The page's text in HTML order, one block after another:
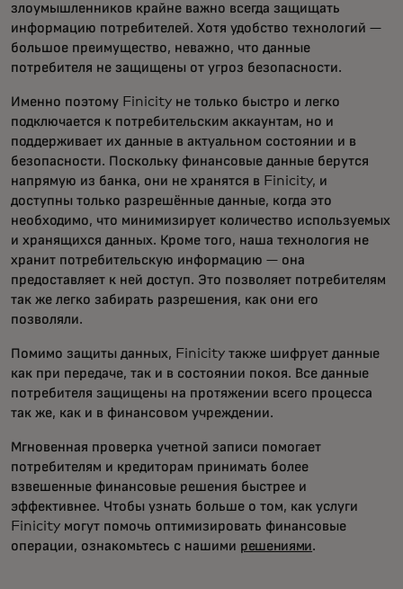
злоумышленников крайне важно всегда защищать
информацию потребителей. Хотя удобство технологий —
большое преимущество, неважно, что данные
потребителя не защищены от угроз безопасности.
Именно поэтому Finicity не только быстро и легко
подключается к потребительским аккаунтам, но и
поддерживает их данные в актуальном состоянии и в
безопасности. Поскольку финансовые данные берутся
напрямую из банка, они не хранятся в Finicity, и
доступны только разрешённые данные, когда это
необходимо, что минимизирует количество используемых
и хранящихся данных. Кроме того, наша технология не
хранит потребительскую информацию — она
предоставляет к ней доступ. Это позволяет потребителям
так же легко забирать разрешения, как они его
позволяли.
Помимо защиты данных, Finicity также шифрует данные
как при передаче, так и в состоянии покоя. Все данные
потребителя защищены на протяжении всего процесса
так же, как и в финансовом учреждении.
Мгновенная проверка учетной записи помогает
потребителям и кредиторам принимать более
взвешенные финансовые решения быстрее и
эффективнее. Чтобы узнать больше о том, как услуги
Finicity могут помочь оптимизировать финансовые
операции, ознакомьтесь с нашими решениями.